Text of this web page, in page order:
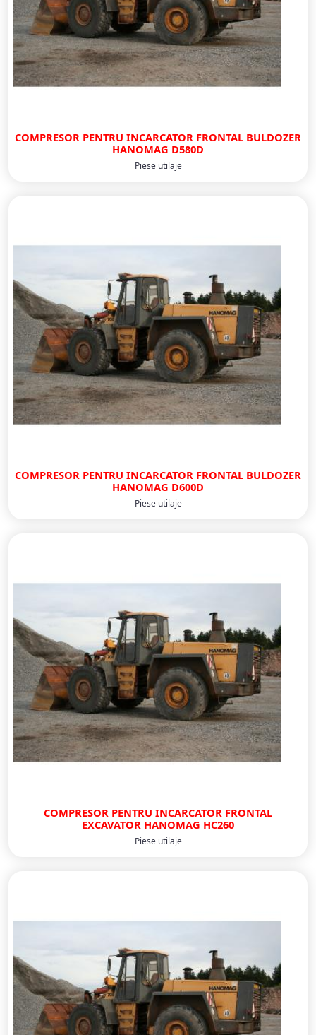
COMPRESOR PENTRU INCARCATOR FRONTAL BULDOZER
HANOMAG D580D
Piese utilaje
COMPRESOR PENTRU INCARCATOR FRONTAL BULDOZER
HANOMAG D600D
Piese utilaje
COMPRESOR PENTRU INCARCATOR FRONTAL
EXCAVATOR HANOMAG HC260
Piese utilaje